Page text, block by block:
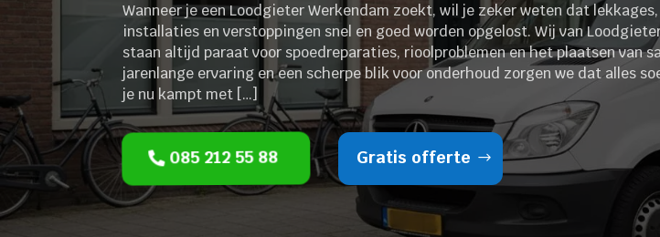
Wanneer je een Loodgieter Werkendam zoekt, wil je zeker weten dat
installaties en verstoppingen snel en goed worden opgelost. Wij van
staan altijd paraat voor spoedreparaties, rioolproblemen en het plaatsen van
jarenlange ervaring en een scherpe blik voor onderhoud zorgen we dat alles
je nu kampt met […]
085 212 55 88 Gratis offerte